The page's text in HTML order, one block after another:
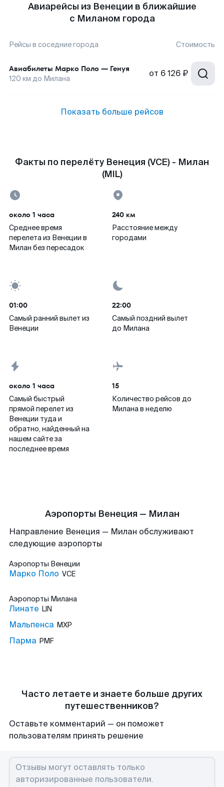
Авиарейсы из Венеции в ближайшие
с Миланом города
Рейсы в соседние города Стоимость
Авиабилеты Марко Поло — Генуя
120 км до Милана от 6 126 ₽
Показать больше рейсов
Факты по перелёту Венеция (VCE) - Милан
(MIL)
около 1 часа
Среднее время
перелета из Венеции в
Милан без пересадок
240 км
Расстояние между
городами
01:00
Самый ранний вылет из
Венеции
22:00
Самый поздний вылет
до Милана
около 1 часа
Самый быстрый
прямой перелет из
Венеции туда и
обратно, найденный на
нашем сайте за
последнее время
15
Количество рейсов до
Милана в неделю
Аэропорты Венеция — Милан
Направление Венеция — Милан обслуживают
следующие аэропорты
Аэропорты Венеции
Марко Поло VCE
Аэропорты Милана
Линате LIN
Мальпенса MXP
Парма PMF
Часто летаете и знаете больше других
путешественников?
Оставьте комментарий — он поможет
пользователям принять решение